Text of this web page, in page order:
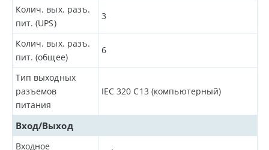
Колич. вых. разъ.
пит. (UPS)
3
Колич. вых. разъ.
пит. (общее)
6
Тип выходных
разъемов
питания
IEC 320 C13 (компьютерный)
Вход/Выход
Входное